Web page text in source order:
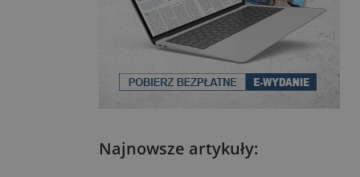
Najnowsze artykuły: